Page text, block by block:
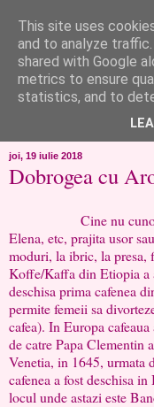
like ?...or
..de
chef..incercate pe pielea
joi, 19 iulie 2018
Dobrogea cu
Cine nu cunoaste
Elena, etc, prajita usor
moduri, la ibric, la presa,
Koffe/Kaffa din Etiopia a
deschisa prima cafenea
permite femeii sa
cafea). In Europa
de catre Papa Clementin
Venetia, in 1645, urmata
cafenea a fost deschisa
locul unde astazi este
This site uses
and to analyze
shared with Google
metrics to ensure
statistics, and to